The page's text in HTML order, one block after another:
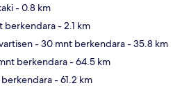
- 0.8 km
berkendara- 2.1 km
- 30 mnt berkendara- 35.8 km
berkendara- 64.5 km
- 61.2 km